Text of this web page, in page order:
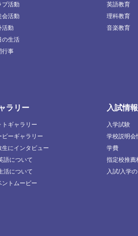
ブ活動
会活動
活動
の生活
行事
英語教育
理科教育
音楽教育
ラリー
トギャラリー
ビーギャラリー
生にインタビュー
語について
活について
ントムービー
入試情報
入学試験
学校説明会
学費
指定校推薦
入試/入学